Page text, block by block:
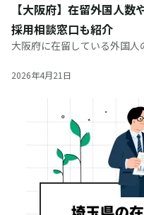
【大阪府】在留外国人数
採用相談窓口も紹介
大阪府に在留している外国
とで、外国人を雇用する際に
2026年4月21日